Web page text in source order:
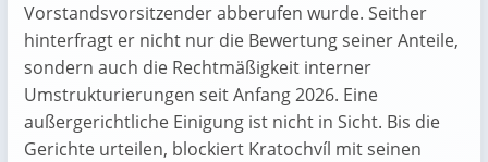
Vorstandsvorsitzender abberufen wurde. Seither
hinterfragt er nicht nur die Bewertung seiner Anteile,
sondern auch die Rechtmäßigkeit interner
Umstrukturierungen seit Anfang 2026. Eine
außergerichtliche Einigung ist nicht in Sicht. Bis die
Gerichte urteilen, blockiert Kratochvíl mit seinen